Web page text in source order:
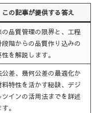
この記事が提供する答え
の品質管理の限界と、工程
段階からの品質作り込みの
を解説します。
公差、幾何公差の最適化か
料特性を活かす秘訣、デジ
ツインの活用法までを詳述
。